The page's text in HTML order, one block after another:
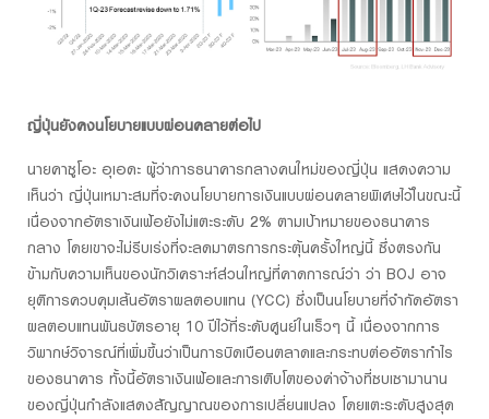
ญี่ปุ่นยังคงนโยบายแบบผ่อนคลายต่อไป
นายคาซูโอะ อุเอดะ ผู้ว่าการธนาคารกลางคนใหม่ของญี่ปุ่น แสดงความ
เห็นว่า ญี่ปุ่นเหมาะสมที่จะคงนโยบายการเงินแบบผ่อนคลายพิเศษไว้ในขณะนี้
เนื่องจากอัตราเงินเฟ้อยังไม่แตะระดับ 2% ตามเป้าหมายของธนาคาร
กลาง โดยเขาจะไม่รีบเร่งที่จะลดมาตรการกระตุ้นครั้งใหญ่นี้ ซึ่งตรงกัน
ข้ามกับความเห็นของนักวิเคราะห์ส่วนใหญ่ที่คาดการณ์ว่า ว่า BOJ อาจ
ยุติการควบคุมเส้นอัตราผลตอบแทน (YCC) ซึ่งเป็นนโยบายที่จำกัดอัตรา
ผลตอบแทนพันธบัตรอายุ 10 ปีไว้ที่ระดับศูนย์ในเร็วๆ นี้ เนื่องจากการ
วิพากษ์วิจารณ์ที่เพิ่มขึ้นว่าเป็นการบิดเบือนตลาดและกระทบต่ออัตรากำไร
ของธนาคาร ทั้งนี้อัตราเงินเฟ้อและการเติบโตของค่าจ้างที่ซบเซามานาน
ของญี่ปุ่นกำลังแสดงสัญญาณของการเปลี่ยนแปลง โดยแตะระดับสูงสุด